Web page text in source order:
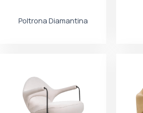
Poltrona Diamantina